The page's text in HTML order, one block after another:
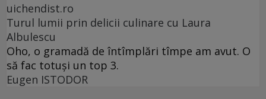
uichendist.ro
Turul lumii prin delicii culinare cu Laura
Albulescu
Oho, o gramadă de întîmplări tîmpe am avut. O
să fac totuşi un top 3.
Eugen ISTODOR